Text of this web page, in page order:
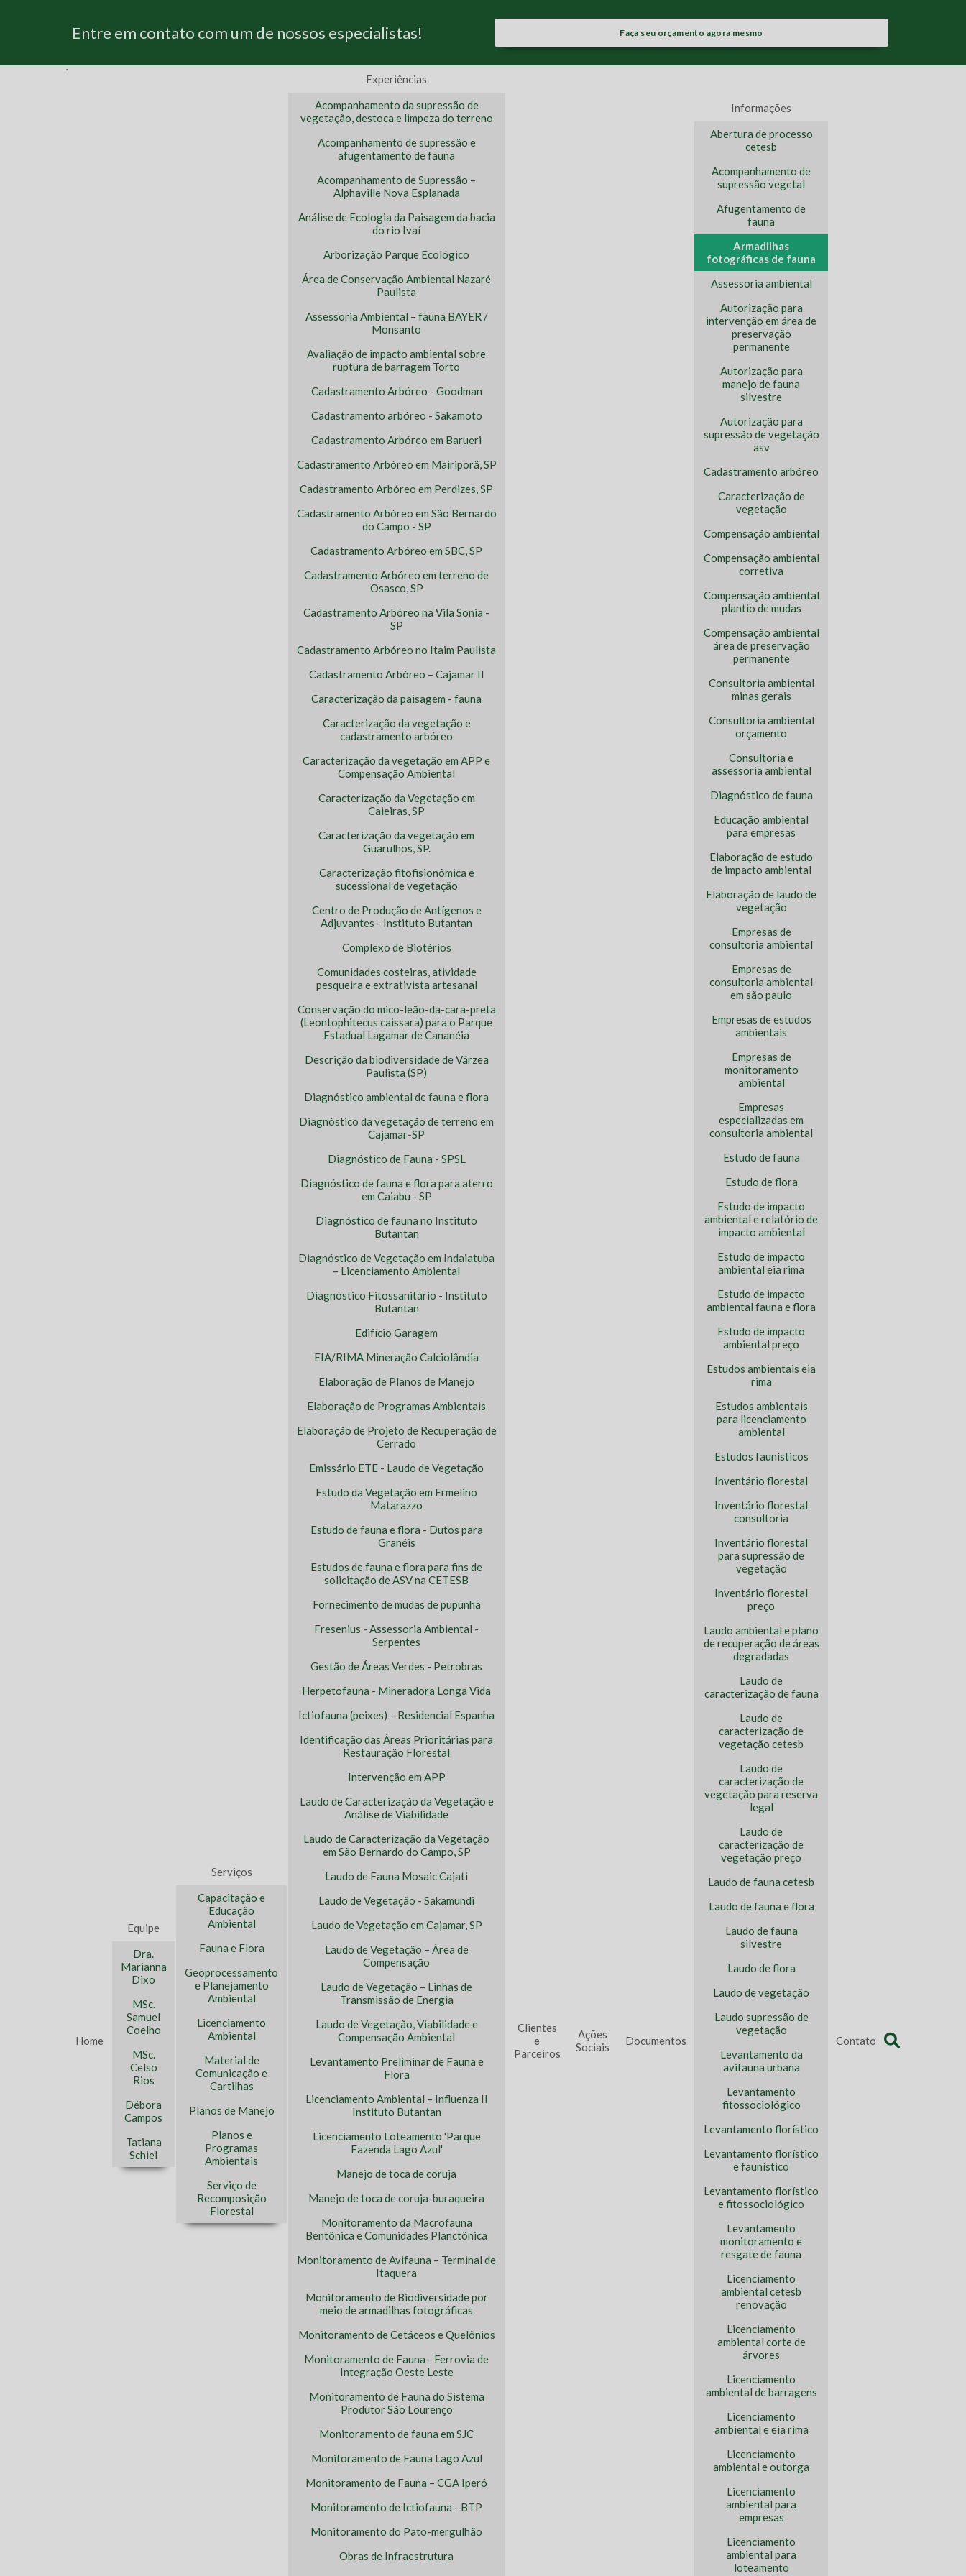
Entre em contato com um de nossos especialistas! Faça seu orçamento agora mesmo
Home
Equipe
Dra.
Marianna
Dixo
MSc.
Samuel
Coelho
MSc.
Celso
Rios
Débora
Campos
Tatiana
Schiel
Serviços
Capacitação e
Educação
Ambiental
Fauna e Flora
Geoprocessamento
e Planejamento
Ambiental
Licenciamento
Ambiental
Material de
Comunicação e
Cartilhas
Planos de Manejo
Planos e
Programas
Ambientais
Serviço de
Recomposição
Florestal
Experiências
Acompanhamento da supressão de
vegetação, destoca e limpeza do terreno
Acompanhamento de supressão e
afugentamento de fauna
Acompanhamento de Supressão –
Alphaville Nova Esplanada
Análise de Ecologia da Paisagem da bacia
do rio Ivaí
Arborização Parque Ecológico
Área de Conservação Ambiental Nazaré
Paulista
Assessoria Ambiental – fauna BAYER /
Monsanto
Avaliação de impacto ambiental sobre
ruptura de barragem Torto
Cadastramento Arbóreo - Goodman
Cadastramento arbóreo - Sakamoto
Cadastramento Arbóreo em Barueri
Cadastramento Arbóreo em Mairiporã, SP
Cadastramento Arbóreo em Perdizes, SP
Cadastramento Arbóreo em São Bernardo
do Campo - SP
Cadastramento Arbóreo em SBC, SP
Cadastramento Arbóreo em terreno de
Osasco, SP
Cadastramento Arbóreo na Vila Sonia -
SP
Cadastramento Arbóreo no Itaim Paulista
Cadastramento Arbóreo – Cajamar II
Caracterização da paisagem - fauna
Caracterização da vegetação e
cadastramento arbóreo
Caracterização da vegetação em APP e
Compensação Ambiental
Caracterização da Vegetação em
Caieiras, SP
Caracterização da vegetação em
Guarulhos, SP.
Caracterização fitofisionômica e
sucessional de vegetação
Centro de Produção de Antígenos e
Adjuvantes - Instituto Butantan
Complexo de Biotérios
Comunidades costeiras, atividade
pesqueira e extrativista artesanal
Conservação do mico-leão-da-cara-preta
(Leontophitecus caissara) para o Parque
Estadual Lagamar de Cananéia
Descrição da biodiversidade de Várzea
Paulista (SP)
Diagnóstico ambiental de fauna e flora
Diagnóstico da vegetação de terreno em
Cajamar-SP
Diagnóstico de Fauna - SPSL
Diagnóstico de fauna e flora para aterro
em Caiabu - SP
Diagnóstico de fauna no Instituto
Butantan
Diagnóstico de Vegetação em Indaiatuba
– Licenciamento Ambiental
Diagnóstico Fitossanitário - Instituto
Butantan
Edifício Garagem
EIA/RIMA Mineração Calciolândia
Elaboração de Planos de Manejo
Elaboração de Programas Ambientais
Elaboração de Projeto de Recuperação de
Cerrado
Emissário ETE - Laudo de Vegetação
Estudo da Vegetação em Ermelino
Matarazzo
Estudo de fauna e flora - Dutos para
Granéis
Estudos de fauna e flora para fins de
solicitação de ASV na CETESB
Fornecimento de mudas de pupunha
Fresenius - Assessoria Ambiental -
Serpentes
Gestão de Áreas Verdes - Petrobras
Herpetofauna - Mineradora Longa Vida
Ictiofauna (peixes) – Residencial Espanha
Identificação das Áreas Prioritárias para
Restauração Florestal
Intervenção em APP
Laudo de Caracterização da Vegetação e
Análise de Viabilidade
Laudo de Caracterização da Vegetação
em São Bernardo do Campo, SP
Laudo de Fauna Mosaic Cajati
Laudo de Vegetação - Sakamundi
Laudo de Vegetação em Cajamar, SP
Laudo de Vegetação – Área de
Compensação
Laudo de Vegetação – Linhas de
Transmissão de Energia
Laudo de Vegetação, Viabilidade e
Compensação Ambiental
Levantamento Preliminar de Fauna e
Flora
Licenciamento Ambiental – Influenza II
Instituto Butantan
Licenciamento Loteamento 'Parque
Fazenda Lago Azul'
Manejo de toca de coruja
Manejo de toca de coruja-buraqueira
Monitoramento da Macrofauna
Bentônica e Comunidades Planctônica
Monitoramento de Avifauna – Terminal de
Itaquera
Monitoramento de Biodiversidade por
meio de armadilhas fotográficas
Monitoramento de Cetáceos e Quelônios
Monitoramento de Fauna - Ferrovia de
Integração Oeste Leste
Monitoramento de Fauna do Sistema
Produtor São Lourenço
Monitoramento de fauna em SJC
Monitoramento de Fauna Lago Azul
Monitoramento de Fauna – CGA Iperó
Monitoramento de Ictiofauna - BTP
Monitoramento do Pato-mergulhão
Obras de Infraestrutura
Clientes
e
Parceiros
Ações
Sociais
Documentos
Informações
Abertura de processo
cetesb
Acompanhamento de
supressão vegetal
Afugentamento de
fauna
Armadilhas
fotográficas de fauna
Assessoria ambiental
Autorização para
intervenção em área de
preservação
permanente
Autorização para
manejo de fauna
silvestre
Autorização para
supressão de vegetação
asv
Cadastramento arbóreo
Caracterização de
vegetação
Compensação ambiental
Compensação ambiental
corretiva
Compensação ambiental
plantio de mudas
Compensação ambiental
área de preservação
permanente
Consultoria ambiental
minas gerais
Consultoria ambiental
orçamento
Consultoria e
assessoria ambiental
Diagnóstico de fauna
Educação ambiental
para empresas
Elaboração de estudo
de impacto ambiental
Elaboração de laudo de
vegetação
Empresas de
consultoria ambiental
Empresas de
consultoria ambiental
em são paulo
Empresas de estudos
ambientais
Empresas de
monitoramento
ambiental
Empresas
especializadas em
consultoria ambiental
Estudo de fauna
Estudo de flora
Estudo de impacto
ambiental e relatório de
impacto ambiental
Estudo de impacto
ambiental eia rima
Estudo de impacto
ambiental fauna e flora
Estudo de impacto
ambiental preço
Estudos ambientais eia
rima
Estudos ambientais
para licenciamento
ambiental
Estudos faunísticos
Inventário florestal
Inventário florestal
consultoria
Inventário florestal
para supressão de
vegetação
Inventário florestal
preço
Laudo ambiental e plano
de recuperação de áreas
degradadas
Laudo de
caracterização de fauna
Laudo de
caracterização de
vegetação cetesb
Laudo de
caracterização de
vegetação para reserva
legal
Laudo de
caracterização de
vegetação preço
Laudo de fauna cetesb
Laudo de fauna e flora
Laudo de fauna
silvestre
Laudo de flora
Laudo de vegetação
Laudo supressão de
vegetação
Levantamento da
avifauna urbana
Levantamento
fitossociológico
Levantamento florístico
Levantamento florístico
e faunístico
Levantamento florístico
e fitossociológico
Levantamento
monitoramento e
resgate de fauna
Licenciamento
ambiental cetesb
renovação
Licenciamento
ambiental corte de
árvores
Licenciamento
ambiental de barragens
Licenciamento
ambiental e eia rima
Licenciamento
ambiental e outorga
Licenciamento
ambiental para
empresas
Licenciamento
ambiental para
loteamento
Contato